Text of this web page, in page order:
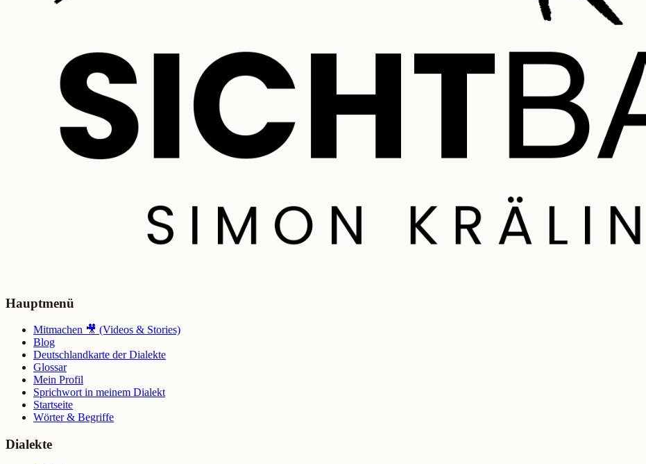
Hauptmenü
Mitmachen 🎥 (Videos & Stories)
Blog
Deutschlandkarte der Dialekte
Glossar
Mein Profil
Sprichwort in meinem Dialekt
Startseite
Wörter & Begriffe
Dialekte